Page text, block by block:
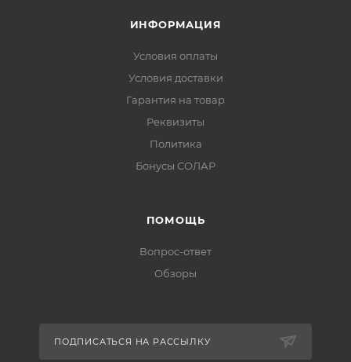
ИНФОРМАЦИЯ
Условия оплаты
Условия доставки
Гарантия на товар
Реквизиты
Политика
Бонусы СОЛАР
ПОМОЩЬ
Вопрос-ответ
Обзоры
ПОДПИСАТЬСЯ НА РАССЫЛКУ